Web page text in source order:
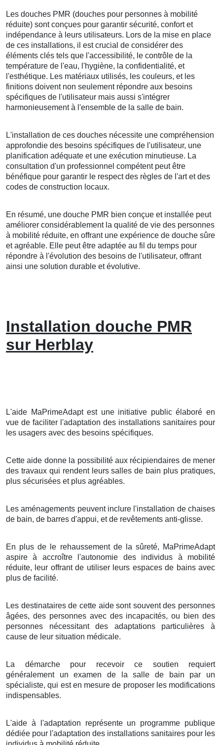
Les douches PMR (douches pour personnes à mobilité
réduite) sont conçues pour garantir sécurité, confort et
indépendance à leurs utilisateurs. Lors de la mise en place
de ces installations, il est crucial de considérer des
éléments clés tels que l'accessibilité, le contrôle de la
température de l'eau, l'hygiène, la confidentialité, et
l'esthétique. Les matériaux utilisés, les couleurs, et les
finitions doivent non seulement répondre aux besoins
spécifiques de l'utilisateur mais aussi s'intégrer
harmonieusement à l'ensemble de la salle de bain.
L'installation de ces douches nécessite une compréhension
approfondie des besoins spécifiques de l'utilisateur, une
planification adéquate et une exécution minutieuse. La
consultation d'un professionnel compétent peut être
bénéfique pour garantir le respect des règles de l'art et des
codes de construction locaux.
En résumé, une douche PMR bien conçue et installée peut
améliorer considérablement la qualité de vie des personnes
à mobilité réduite, en offrant une expérience de douche sûre
et agréable. Elle peut être adaptée au fil du temps pour
répondre à l'évolution des besoins de l'utilisateur, offrant
ainsi une solution durable et évolutive.
Installation douche PMR
sur Herblay
L'aide MaPrimeAdapt est une initiative public élaboré en
vue de faciliter l'adaptation des installations sanitaires pour
les usagers avec des besoins spécifiques.
Cette aide donne la possibilité aux récipiendaires de mener
des travaux qui rendent leurs salles de bain plus pratiques,
plus sécurisées et plus agréables.
Les aménagements peuvent inclure l'installation de chaises
de bain, de barres d'appui, et de revêtements anti-glisse.
En plus de le rehaussement de la sûreté, MaPrimeAdapt
aspire à accroître l'autonomie des individus à mobilité
réduite, leur offrant de utiliser leurs espaces de bains avec
plus de facilité.
Les destinataires de cette aide sont souvent des personnes
âgées, des personnes avec des incapacités, ou bien des
personnes nécessitant des adaptations particulières à
cause de leur situation médicale.
La démarche pour recevoir ce soutien requiert
généralement un examen de la salle de bain par un
spécialiste, qui est en mesure de proposer les modifications
indispensables.
L'aide à l'adaptation représente un programme publique
dédiée pour l'adaptation des installations sanitaires pour les